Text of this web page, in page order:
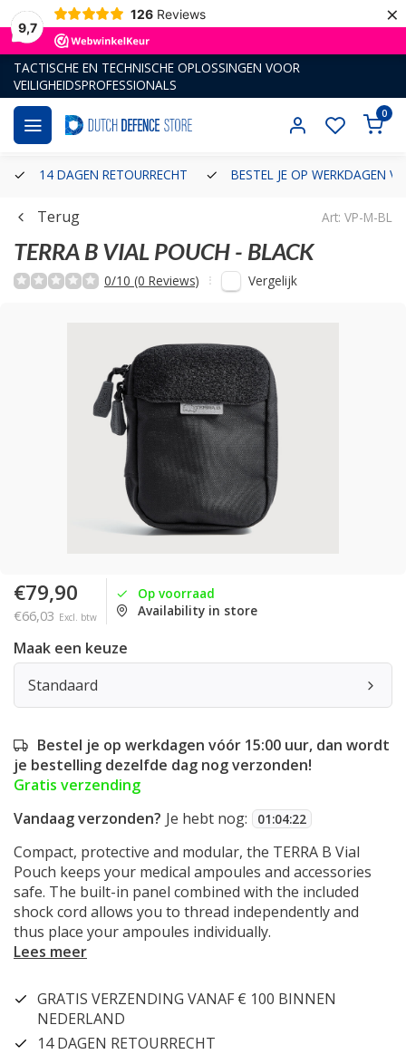
9,7
126 Reviews ×
TACTISCHE EN TECHNISCHE OPLOSSINGEN VOOR
VEILIGHEIDSPROFESSIONALS
0
14 DAGEN RETOURRECHT BESTEL JE OP WERKDAGEN
Terug Art: VP-M-BL
TERRA B VIAL POUCH - BLACK
0/10 (0 Reviews) Vergelijk
€79,90
€66,03 Excl. btw
Op voorraad
Availability in store
Maak een keuze
Standaard
Bestel je op werkdagen vóór 15:00 uur, dan wordt
je bestelling dezelfde dag nog verzonden!
Gratis verzending
Vandaag verzonden? Je hebt nog: 01:04:21
Compact, protective and modular, the TERRA B Vial
Pouch keeps your medical ampoules and accessories
safe. The built-in panel combined with the included
shock cord allows you to thread independently and
thus place your ampoules individually.
Lees meer
GRATIS VERZENDING VANAF € 100 BINNEN
NEDERLAND
14 DAGEN RETOURRECHT